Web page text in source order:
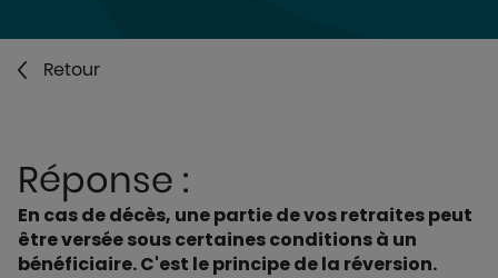
Retour
Réponse :
En cas de décès, une partie de vos retraites peut
être versée sous certaines conditions à un
bénéficiaire. C'est le principe de la réversion.